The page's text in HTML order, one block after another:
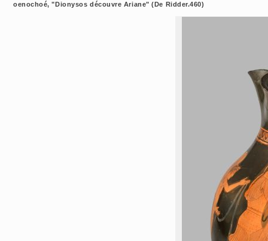
oenochoé, "Dionysos découvre Ariane" (De Ridder.460)